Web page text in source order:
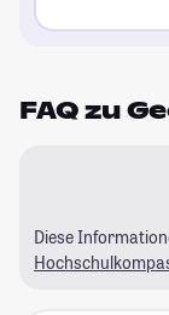
FAQ zu
Diese